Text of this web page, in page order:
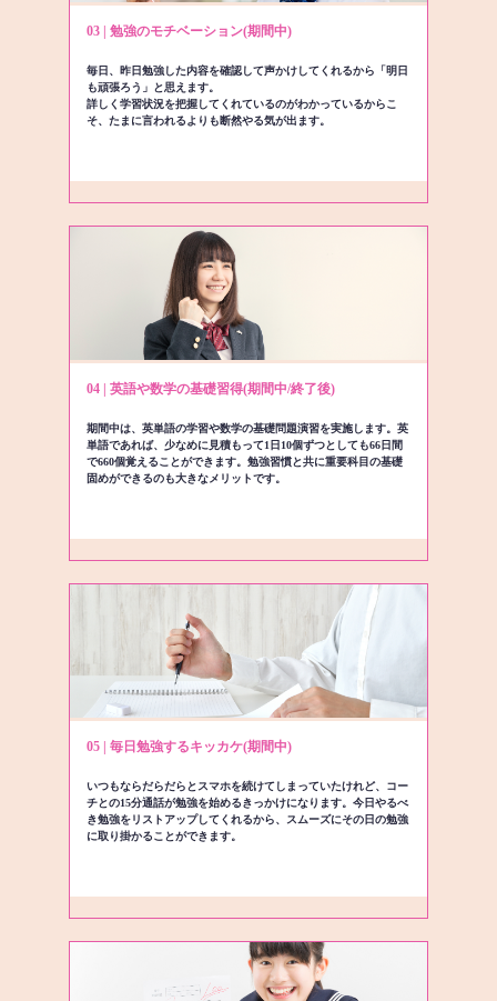
03 | 勉強のモチベーション(期間中)
毎日、昨日勉強した内容を確認して声かけしてくれるから「明日
も頑張ろう」と思えます。
詳しく学習状況を把握してくれているのがわかっているからこ
そ、たまに言われるよりも断然やる気が出ます。
04 | 英語や数学の基礎習得(期間中/終了後)
期間中は、英単語の学習や数学の基礎問題演習を実施します。英
単語であれば、少なめに見積もって1日10個ずつとしても66日間
で660個覚えることができます。勉強習慣と共に重要科目の基礎
固めができるのも大きなメリットです。
05 | 毎日勉強するキッカケ(期間中)
いつもならだらだらとスマホを続けてしまっていたけれど、コー
チとの15分通話が勉強を始めるきっかけになります。今日やるべ
き勉強をリストアップしてくれるから、スムーズにその日の勉強
に取り掛かることができます。